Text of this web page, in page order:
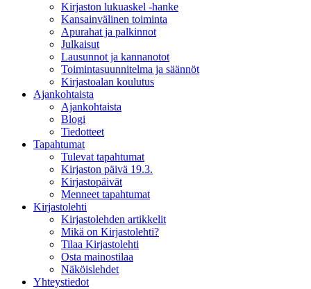
Kirjaston lukuaskel -hanke
Kansainvälinen toiminta
Apurahat ja palkinnot
Julkaisut
Lausunnot ja kannanotot
Toimintasuunnitelma ja säännöt
Kirjastoalan koulutus
Ajankohtaista
Ajankohtaista
Blogi
Tiedotteet
Tapahtumat
Tulevat tapahtumat
Kirjaston päivä 19.3.
Kirjastopäivät
Menneet tapahtumat
Kirjastolehti
Kirjastolehden artikkelit
Mikä on Kirjastolehti?
Tilaa Kirjastolehti
Osta mainostilaa
Näköislehdet
Yhteystiedot